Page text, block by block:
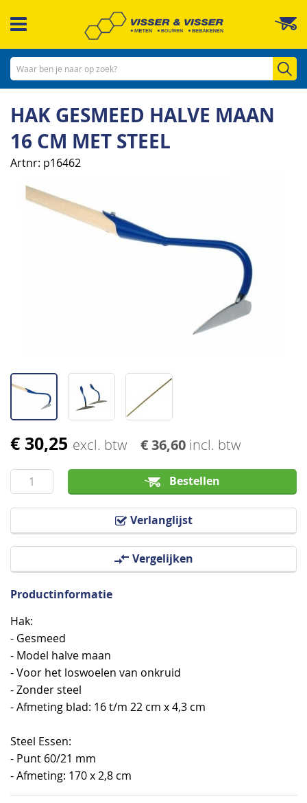
naar
inhoud
HAK GESMEED HALVE MAAN
16 CM MET STEEL
Artnr p16462
€ 30,25 excl. btw € 36,60 incl. btw
Bestellen
Verlanglijst
Vergelijken
naar
Ga
het
begin
van
Productinformatie
Hak:
- Gesmeed
- Model halve maan
- Voor het loswoelen van onkruid
- Zonder steel
- Afmeting blad: 16 t/m 22 cm x 4,3 cm
Steel Essen:
- Punt 60/21 mm
- Afmeting: 170 x 2,8 cm